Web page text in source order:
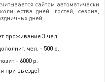
сайтом автоматически
дней, гостей, сезона,
дней.
проживание 3 чел.
чел. - 500 р.
- 6000 р.
при выезде)